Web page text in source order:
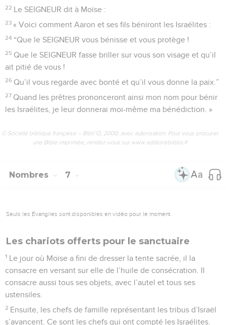
22 Le SEIGNEUR dit à Moïse :
23 « Voici comment Aaron et ses fils béniront les Israélites :
24 “Que le SEIGNEUR vous bénisse et vous protège !
25 Que le SEIGNEUR fasse briller sur vous son visage et qu’il
ait pitié de vous !
26 Qu’il vous regarde avec bonté et qu’il vous donne la paix.”
27 Quand les prêtres prononceront ainsi mon nom pour bénir
les Israélites, je leur donnerai moi-même ma bénédiction. »
© Société biblique française – Bibli’O, 2000, avec autorisation. Pour vous procurer
une Bible imprimée, rendez-vous sur www.editionsbiblio.fr
Nombres 7
Seuls les Évangiles sont disponibles en vidéo pour le moment.
Les chariots offerts pour le sanctuaire
1 Le jour où Moïse a fini de dresser la tente sacrée, il la
consacre en versant sur elle de l’huile de consécration. Il
consacre aussi tous ses objets, avec l’autel et tous ses
ustensiles.
2 Ensuite, les chefs de famille représentant les tribus d’Israël
s’avancent. Ce sont les chefs qui ont compté les Israélites.